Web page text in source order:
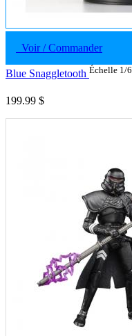
Voir / Commander
Blue Snaggletooth Échelle 1/6
199.99 $